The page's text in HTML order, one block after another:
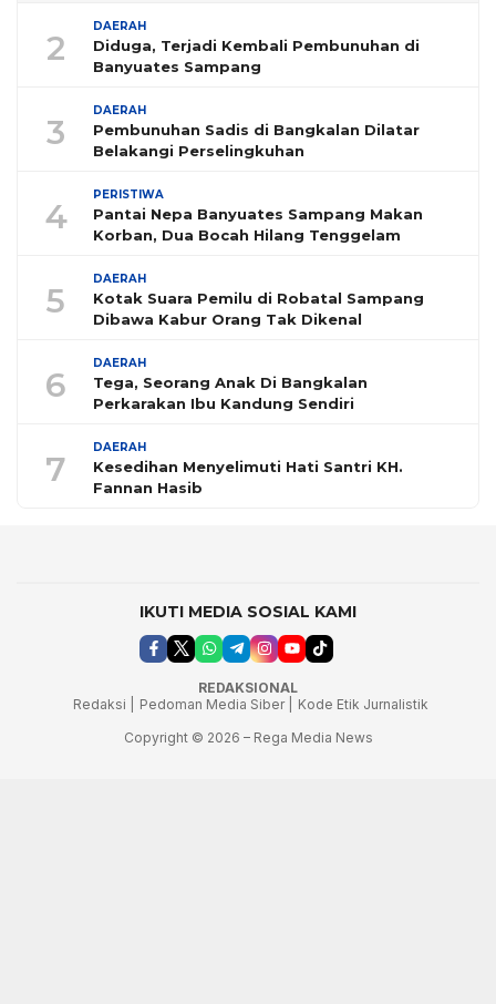
2
DAERAH
Diduga, Terjadi Kembali Pembunuhan di
Banyuates Sampang
3
DAERAH
Pembunuhan Sadis di Bangkalan Dilatar
Belakangi Perselingkuhan
4
PERISTIWA
Pantai Nepa Banyuates Sampang Makan
Korban, Dua Bocah Hilang Tenggelam
5
DAERAH
Kotak Suara Pemilu di Robatal Sampang
Dibawa Kabur Orang Tak Dikenal
6
DAERAH
Tega, Seorang Anak Di Bangkalan
Perkarakan Ibu Kandung Sendiri
7
DAERAH
Kesedihan Menyelimuti Hati Santri KH.
Fannan Hasib
IKUTI MEDIA SOSIAL KAMI
REDAKSIONAL
Redaksi |
Pedoman Media Siber |
Kode Etik Jurnalistik
Copyright © 2026 – Rega Media News